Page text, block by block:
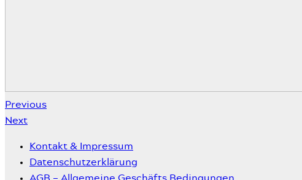
Previous
Next
Kontakt & Impressum
Datenschutzerklärung